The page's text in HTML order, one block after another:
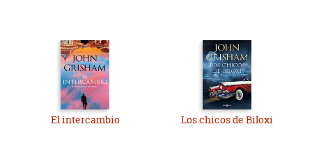
El intercambio Los chicos de Biloxi